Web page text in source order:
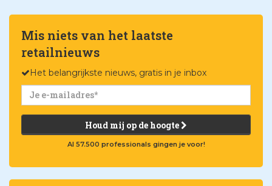
Mis niets van het laatste
retailnieuws
Het belangrijkste nieuws, gratis in je inbox
Houd mij op de hoogte
Al 57.500 professionals gingen je voor!